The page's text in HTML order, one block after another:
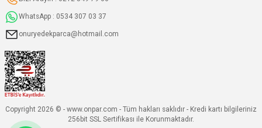
WhatsApp : 0534 307 03 37
onuryedekparca@hotmail.com
Copyright 2026 © - www.onpar.com - Tüm hakları saklıdır - Kredi kartı bilgileriniz
256bit SSL Sertifikası ile Korunmaktadır.